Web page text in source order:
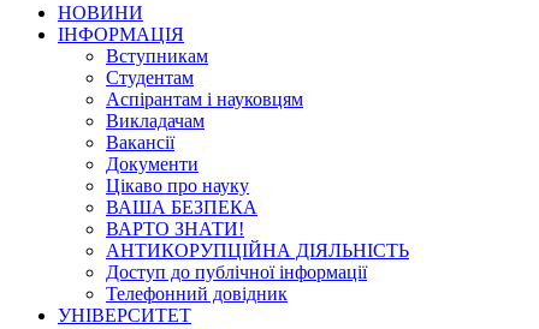
НОВИНИ
ІНФОРМАЦІЯ
Вступникам
Студентам
Аспірантам і науковцям
Викладачам
Вакансії
Документи
Цікаво про науку
ВАША БЕЗПЕКА
ВАРТО ЗНАТИ!
АНТИКОРУПЦІЙНА ДІЯЛЬНІСТЬ
Доступ до публічної інформації
Телефонний довідник
УНІВЕРСИТЕТ